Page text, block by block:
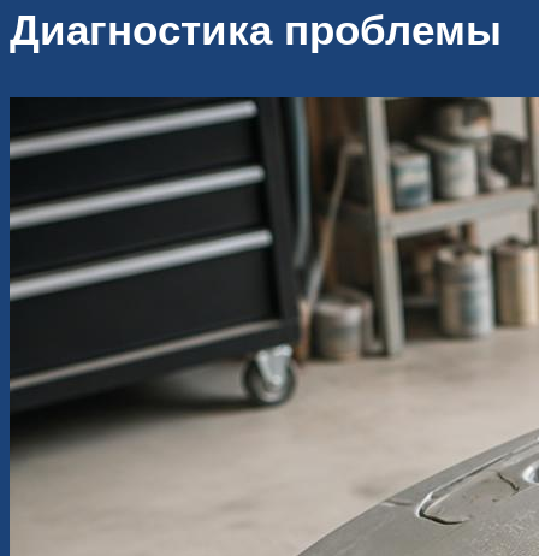
Диагностика проблемы